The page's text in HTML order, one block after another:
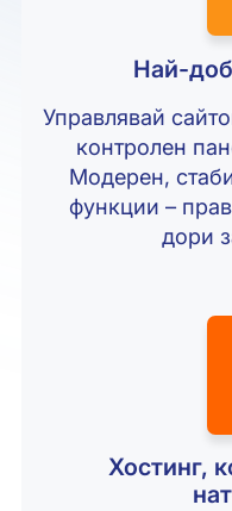
Най-
Управлявай
контролен
Модерен,
функции –
дори
Хостинг,